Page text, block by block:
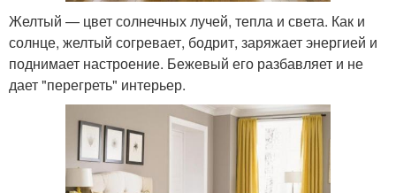
Желтый — цвет солнечных лучей, тепла и света. Как и
солнце, желтый согревает, бодрит, заряжает энергией и
поднимает настроение. Бежевый его разбавляет и не
дает "перегреть" интерьер.